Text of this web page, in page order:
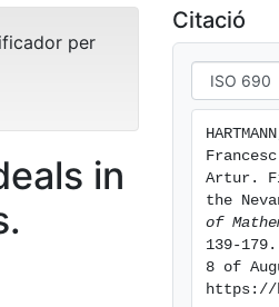
per
in
Citació
Artur.
the
of
139-
8 of
https://